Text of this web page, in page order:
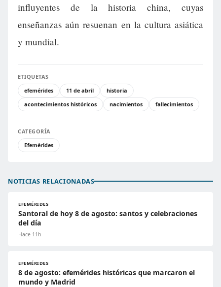
influyentes de la historia china, cuyas
enseñanzas aún resuenan en la cultura asiática
y mundial.
ETIQUETAS
efemérides
11 de abril
historia
acontecimientos históricos
nacimientos fallecimientos
CATEGORÍA
Efemérides
NOTICIAS RELACIONADAS
EFEMÉRIDES
Santoral de hoy 8 de agosto: santos y celebraciones
del día
Hace 11h
EFEMÉRIDES
8 de agosto: efemérides históricas que marcaron el
mundo y Madrid